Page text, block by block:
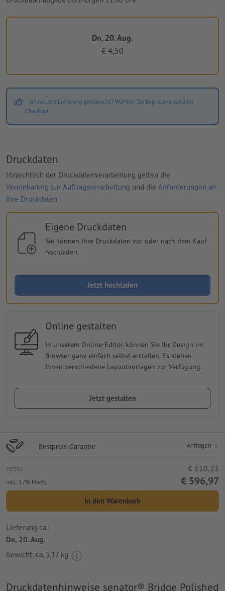
Do, 20. Aug.
€ 4,50
Schnellere Lieferung gewünscht? Wählen Sie Expressversand im
Checkout.
Druckdaten
Hinsichtlich der Druckdatenverarbeitung gelten die
Vereinbarung zur Auftragsverarbeitung und die Anforderungen an
Ihre Druckdaten
Eigene Druckdaten
Sie können Ihre Druckdaten vor oder nach dem Kauf
hochladen.
Jetzt hochladen
Online gestalten
In unserem Online-Editor können Sie Ihr Design im
Browser ganz einfach selbst erstellen. Es stehen
Ihnen verschiedene Layoutvorlagen zur Verfügung.
Jetzt gestalten
Bestpreis-Garantie Anfragen
netto € 510,23
inkl. 17% MwSt. € 596,97
In den Warenkorb
Lieferung ca.:
Do, 20. Aug.
Gewicht: ca. 5,17 kg
Druckdatenhinweise senator® Bridge Polished